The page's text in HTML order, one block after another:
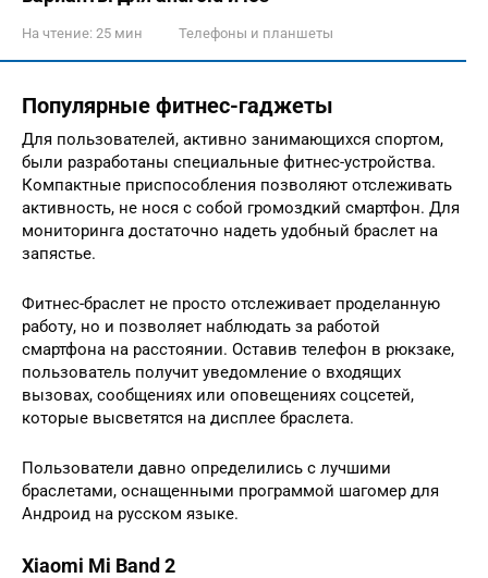
На чтение: 25 мин Телефоны и планшеты
Популярные фитнес-гаджеты
Для пользователей, активно занимающихся спортом,
были разработаны специальные фитнес-устройства.
Компактные приспособления позволяют отслеживать
активность, не нося с собой громоздкий смартфон. Для
мониторинга достаточно надеть удобный браслет на
запястье.
Фитнес-браслет не просто отслеживает проделанную
работу, но и позволяет наблюдать за работой
смартфона на расстоянии. Оставив телефон в рюкзаке,
пользователь получит уведомление о входящих
вызовах, сообщениях или оповещениях соцсетей,
которые высветятся на дисплее браслета.
Пользователи давно определились с лучшими
браслетами, оснащенными программой шагомер для
Андроид на русском языке.
Xiaomi Mi Band 2